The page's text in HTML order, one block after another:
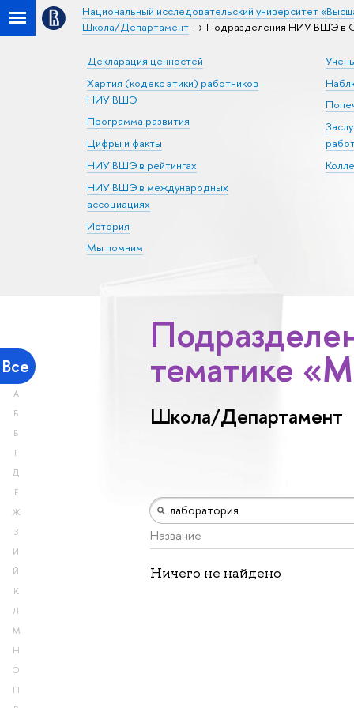
Национальный исследовательский университет
Школа/Департамент
Подразделения НИУ ВШЭ в
Декларация ценностей
Хартия (кодекс этики) работников
НИУ ВШЭ
Программа развития
Цифры и факты
НИУ ВШЭ в рейтингах
НИУ ВШЭ в международных
ассоциациях
История
Мы помним
Все
А
Б
В
Г
Д
Е
Ж
З
И
Й
К
Л
М
Н
О
П
тематике
Школа/Департамент
Название
Ничего не найдено